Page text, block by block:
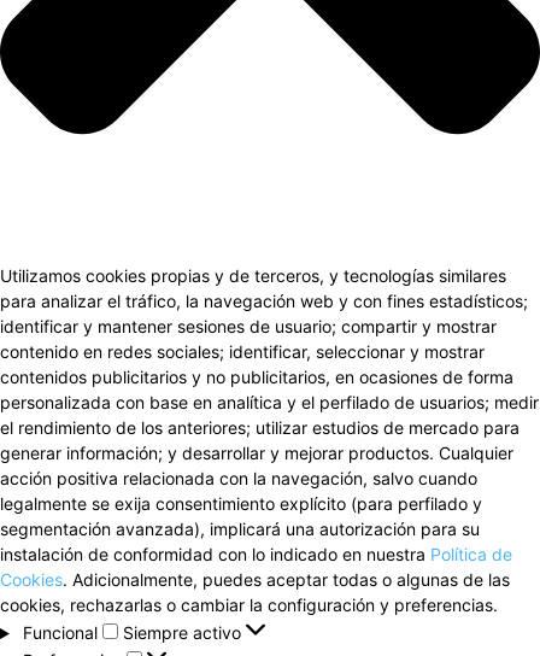
Utilizamos cookies propias y de terceros, y tecnologías similares
para analizar el tráfico, la navegación web y con fines estadísticos;
identificar y mantener sesiones de usuario; compartir y mostrar
contenido en redes sociales; identificar, seleccionar y mostrar
contenidos publicitarios y no publicitarios, en ocasiones de forma
personalizada con base en analítica y el perfilado de usuarios; medir
el rendimiento de los anteriores; utilizar estudios de mercado para
generar información; y desarrollar y mejorar productos. Cualquier
acción positiva relacionada con la navegación, salvo cuando
legalmente se exija consentimiento explícito (para perfilado y
segmentación avanzada), implicará una autorización para su
instalación de conformidad con lo indicado en nuestra Política de
Cookies. Adicionalmente, puedes aceptar todas o algunas de las
cookies, rechazarlas o cambiar la configuración y preferencias.
Funcional
Funcional
Siempre activo